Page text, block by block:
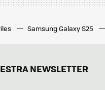
Samsung Galaxy S25
NEWSLETTER